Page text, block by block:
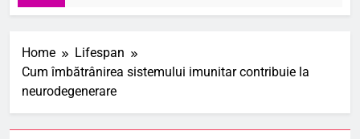
Home
Lifespan
Cum îmbătrânirea sistemului imunitar contribuie la
neurodegenerare